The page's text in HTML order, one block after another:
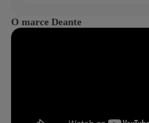
O marce Deante